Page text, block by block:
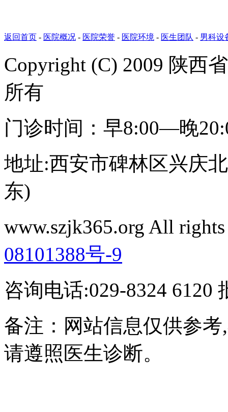
返回首页 - 医院概况 - 医院荣誉 - 医院环境 - 医生团队 - 男科设
Copyright (C) 2009 陕西
所有
门诊时间：早8:00—晚
地址:西安市碑林区兴庆
东)
www.szjk365.org All
08101388号-9
咨询电话:029-8324 6120
备注：网站信息仅供参
请遵照医生诊断。